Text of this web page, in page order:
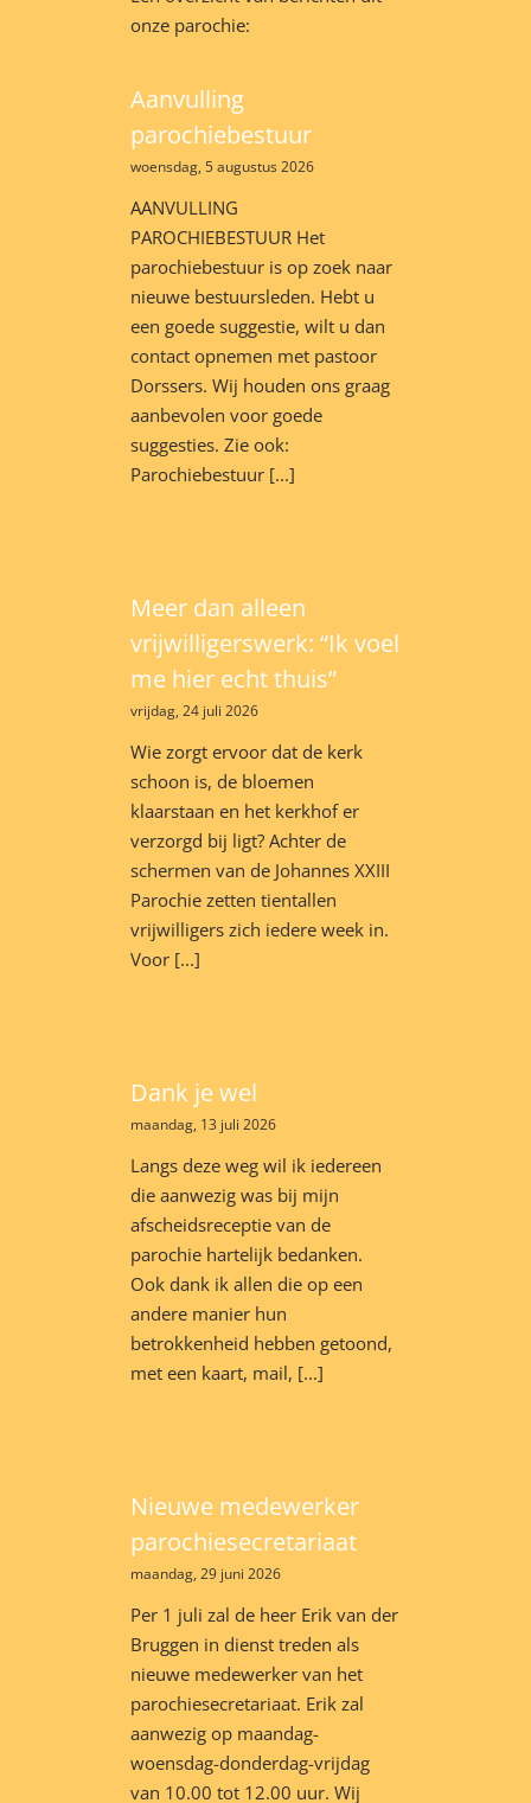
onze parochie:
Aanvulling
parochiebestuur
woensdag, 5 augustus 2026
AANVULLING
PAROCHIEBESTUUR Het
parochiebestuur is op zoek naar
nieuwe bestuursleden. Hebt u
een goede suggestie, wilt u dan
contact opnemen met pastoor
Dorssers. Wij houden ons graag
aanbevolen voor goede
suggesties. Zie ook:
Parochiebestuur [...]
Meer dan alleen
vrijwilligerswerk: “Ik voel
me hier echt thuis”
vrijdag, 24 juli 2026
Wie zorgt ervoor dat de kerk
schoon is, de bloemen
klaarstaan en het kerkhof er
verzorgd bij ligt? Achter de
schermen van de Johannes XXIII
Parochie zetten tientallen
vrijwilligers zich iedere week in.
Voor [...]
Dank je wel
maandag, 13 juli 2026
Langs deze weg wil ik iedereen
die aanwezig was bij mijn
afscheidsreceptie van de
parochie hartelijk bedanken.
Ook dank ik allen die op een
andere manier hun
betrokkenheid hebben getoond,
met een kaart, mail, [...]
Nieuwe medewerker
parochiesecretariaat
maandag, 29 juni 2026
Per 1 juli zal de heer Erik van der
Bruggen in dienst treden als
nieuwe medewerker van het
parochiesecretariaat. Erik zal
aanwezig op maandag-
woensdag-donderdag-vrijdag
van 10.00 tot 12.00 uur. Wij